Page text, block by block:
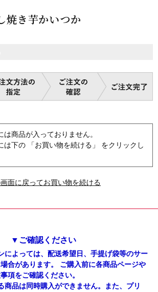
焼き芋かいつか
商品が入っておりません。
は下の 「お買い物を続ける」 をクリックし
面に戻ってお買い物を続ける
▼ご確認ください
によっては、配送希望日、手提げ袋等のサー
合があります。 ご購入前に各商品ページや
項をご確認ください。
商品は同時購入ができません。また、プリ